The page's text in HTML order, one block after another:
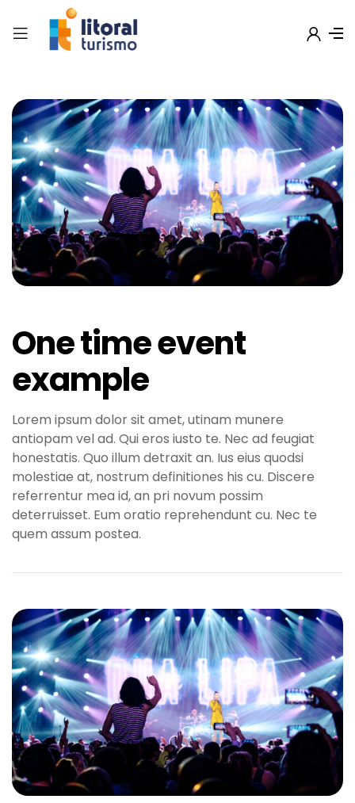
One time event
example
Lorem ipsum dolor sit amet, utinam munere
antiopam vel ad. Qui eros iusto te. Nec ad feugiat
honestatis. Quo illum detraxit an. Ius eius quodsi
molestiae at, nostrum definitiones his cu. Discere
referrentur mea id, an pri novum possim
deterruisset. Eum oratio reprehendunt cu. Nec te
quem assum postea.